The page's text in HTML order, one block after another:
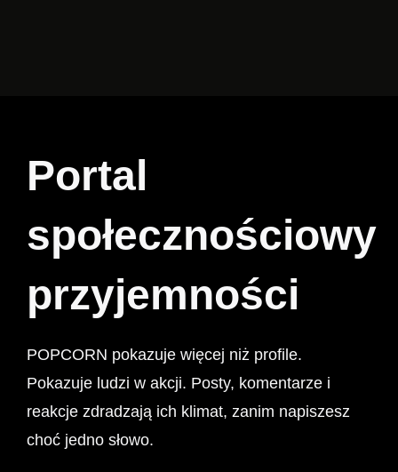
Portal
społecznościowy
przyjemności
POPCORN pokazuje więcej niż profile.
Pokazuje ludzi w akcji. Posty, komentarze i
reakcje zdradzają ich klimat, zanim napiszesz
choć jedno słowo.